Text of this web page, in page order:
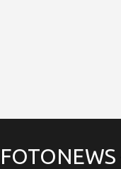
FOTONEWS